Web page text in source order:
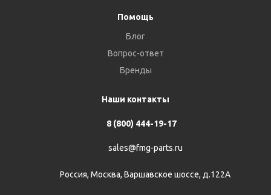
Помощь
Блог
Вопрос-ответ
Бренды
Наши контакты
8 (800) 444-19-17
sales@fmg-parts.ru
Россия, Москва, Варшавское шоссе, д.122А